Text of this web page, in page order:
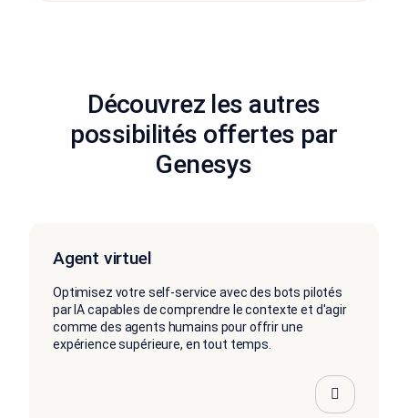
Découvrez les autres
possibilités offertes par
Genesys
Agent virtuel
Optimisez votre self-service avec des bots pilotés
par IA capables de comprendre le contexte et d'agir
comme des agents humains pour offrir une
expérience supérieure, en tout temps.